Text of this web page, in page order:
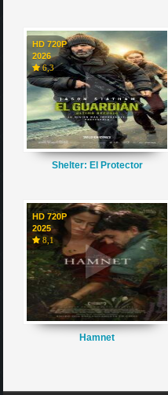
HD 720P
2026
6,3
Shelter: El Protector
HD 720P
2025
8,1
Hamnet